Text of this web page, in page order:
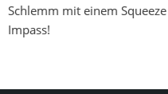
Schlemm mit einem
Impass!